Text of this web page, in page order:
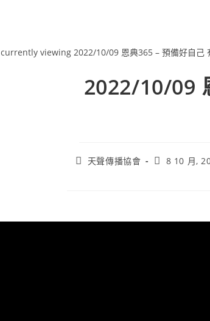
2022/10/09
天聲傳播協會 8 10 月,